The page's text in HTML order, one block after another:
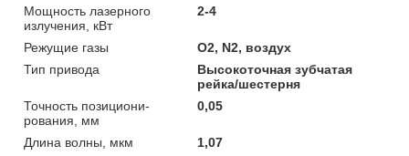
Мощность лазерного
излучения, кВт
2-4
Режущие газы
O2, N2, воздух
Тип привода
Высокоточная зубчатая
рейка/шестерня
Точность позициони-
рования, мм
0,05
Длина волны, мкм
1,07